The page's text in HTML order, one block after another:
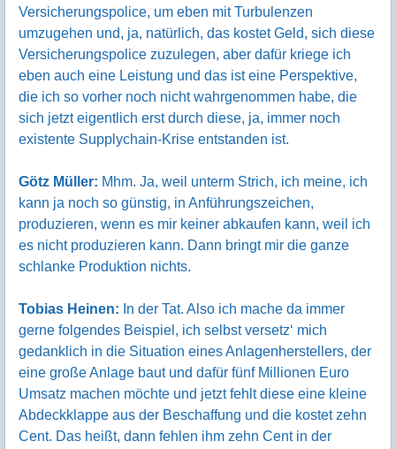
Versicherungspolice, um eben mit Turbulenzen
umzugehen und, ja, natürlich, das kostet Geld, sich diese
Versicherungspolice zuzulegen, aber dafür kriege ich
eben auch eine Leistung und das ist eine Perspektive,
die ich so vorher noch nicht wahrgenommen habe, die
sich jetzt eigentlich erst durch diese, ja, immer noch
existente Supplychain-Krise entstanden ist.
Götz Müller: Mhm. Ja, weil unterm Strich, ich meine, ich
kann ja noch so günstig, in Anführungszeichen,
produzieren, wenn es mir keiner abkaufen kann, weil ich
es nicht produzieren kann. Dann bringt mir die ganze
schlanke Produktion nichts.
Tobias Heinen: In der Tat. Also ich mache da immer
gerne folgendes Beispiel, ich selbst versetz‘ mich
gedanklich in die Situation eines Anlagenherstellers, der
eine große Anlage baut und dafür fünf Millionen Euro
Umsatz machen möchte und jetzt fehlt diese eine kleine
Abdeckklappe aus der Beschaffung und die kostet zehn
Cent. Das heißt, dann fehlen ihm zehn Cent in der